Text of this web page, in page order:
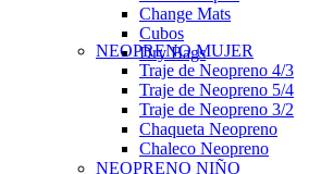
Change Mats
Cubos
Dry Bags
NEOPRENO MUJER
Traje de Neopreno 4/3
Traje de Neopreno 5/4
Traje de Neopreno 3/2
Chaqueta Neopreno
Chaleco Neopreno
NEOPRENO NIÑO